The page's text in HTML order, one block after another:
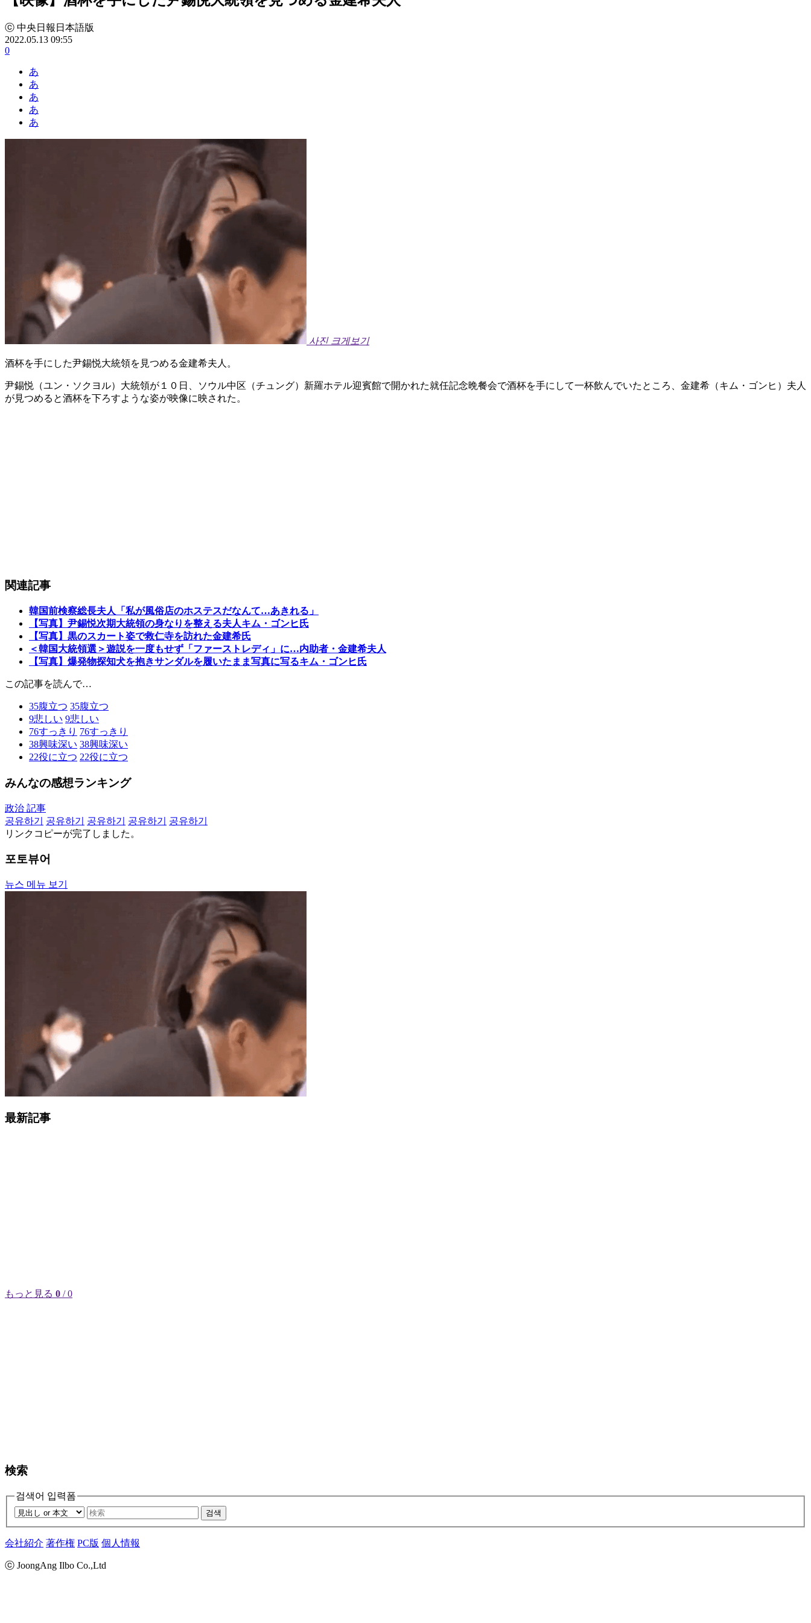
ⓒ 中央日報日本語版
2022.05.13 09:55
0
あ
あ
あ
あ
あ
사진 크게보기
酒杯を手にした尹錫悦大統領を見つめる金建希夫人。
尹錫悦（ユン・ソクヨル）大統領が１０日、ソウル中区（チュング）新羅ホテル迎賓館で開かれた就任記念晩餐会で酒杯を手にして一杯飲んでいたところ、金建希（キム・ゴンヒ）夫人
が見つめると酒杯を下ろすような姿が映像に映された。
関連記事
韓国前検察総長夫人「私が風俗店のホステスだなんて…あきれる」
【写真】尹錫悦次期大統領の身なりを整える夫人キム・ゴンヒ氏
【写真】黒のスカート姿で救仁寺を訪れた金建希氏
＜韓国大統領選＞遊説を一度もせず「ファーストレディ」に…内助者・金建希夫人
【写真】爆発物探知犬を抱きサンダルを履いたまま写真に写るキム・ゴンヒ氏
この記事を読んで…
35腹立つ 35腹立つ
9悲しい 9悲しい
76すっきり 76すっきり
38興味深い 38興味深い
22役に立つ 22役に立つ
みんなの感想ランキング
政治 記事
공유하기
공유하기 공유하기 공유하기
공유하기
リンクコピーが完了しました。
포토뷰어
뉴스 메뉴 보기
最新記事
もっと見る 0 / 0
検索
검색어 입력폼
검색
会社紹介 著作権 PC版 個人情報
ⓒ JoongAng Ilbo Co.,Ltd